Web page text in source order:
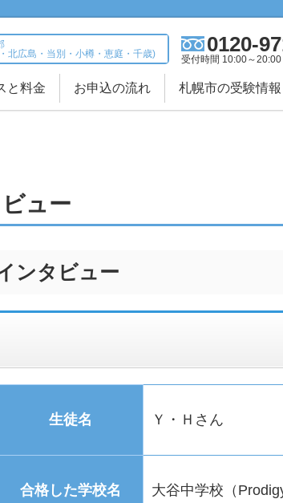
北広島・当別・小樽・恵庭・千歳)
0120-
受付時間 10:00～
と料金 お申込の流れ 札幌市の受験情報
ュー
ンタビュー
生徒名 Ｙ・Ｈさん
合格した学校名 大谷中学校（